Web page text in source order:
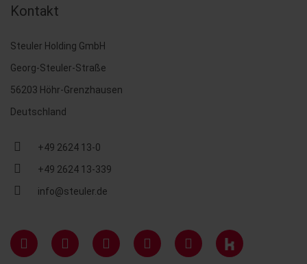
Kontakt
Steuler Holding GmbH
Georg-Steuler-Straße
56203 Höhr-Grenzhausen
Deutschland
+49 2624 13-0
+49 2624 13-339
info@steuler.de